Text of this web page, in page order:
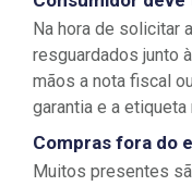
Na hora de solicitar
resguardados junto
mãos a nota fiscal
garantia e a etiqueta
Compras fora do
Muitos presentes